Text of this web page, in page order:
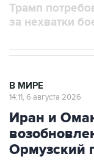
Трамп
за нехватки
В МИРЕ
14:11, 6 августа 2026
Иран и
Ормузский